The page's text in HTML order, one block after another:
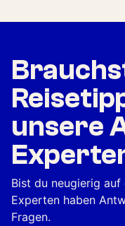
unsere
Bist du neugierig
Experten haben
Fragen.